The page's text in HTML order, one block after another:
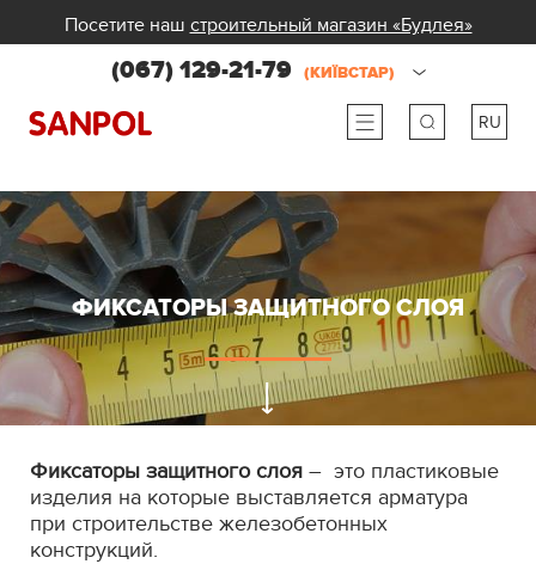
Посетите наш строительный магазин «Будлея»
(067) 129-21-79 (КИЇВСТАР)
RU
ua
ФИКСАТОРЫ ЗАЩИТНОГО СЛОЯ
Фиксаторы защитного слоя – это пластиковые
изделия на которые выставляется арматура
при строительстве железобетонных
конструкций.